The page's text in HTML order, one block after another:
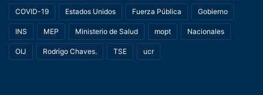
COVID-19 Estados Unidos Fuerza Pública Gobierno
INS MEP Ministerio de Salud mopt Nacionales
OIJ Rodrigo Chaves. TSE ucr